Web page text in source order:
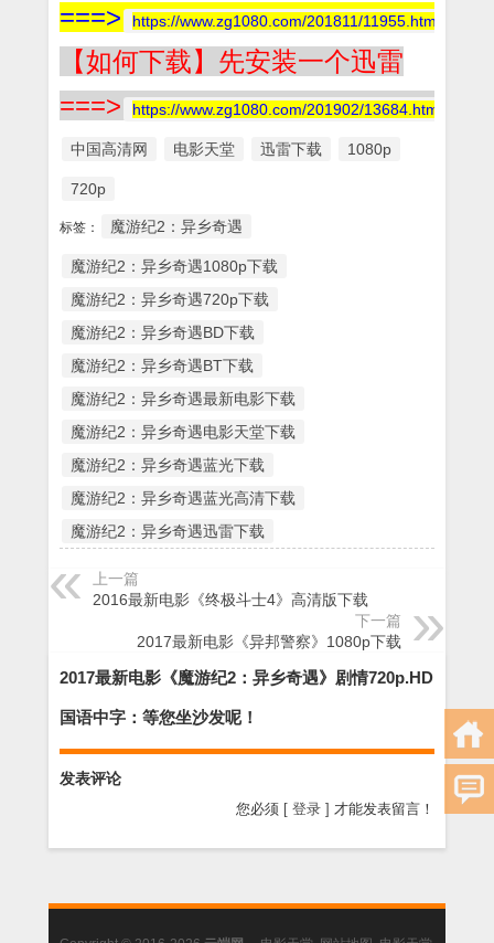
===>
https://www.zg1080.com/201811/11955.html
【如何下载】先安装一个迅雷
===>
https://www.zg1080.com/201902/13684.html
中国高清网 电影天堂 迅雷下载 1080p
720p
标签： 魔游纪2：异乡奇遇
魔游纪2：异乡奇遇1080p下载
魔游纪2：异乡奇遇720p下载
魔游纪2：异乡奇遇BD下载
魔游纪2：异乡奇遇BT下载
魔游纪2：异乡奇遇最新电影下载
魔游纪2：异乡奇遇电影天堂下载
魔游纪2：异乡奇遇蓝光下载
魔游纪2：异乡奇遇蓝光高清下载
魔游纪2：异乡奇遇迅雷下载
上一篇
2016最新电影《终极斗士4》高清版下载
下一篇
2017最新电影《异邦警察》1080p下载
2017最新电影《魔游纪2：异乡奇遇》剧情720p.HD
国语中字：等您坐沙发呢！
发表评论
您必须 [ 登录 ] 才能发表留言！